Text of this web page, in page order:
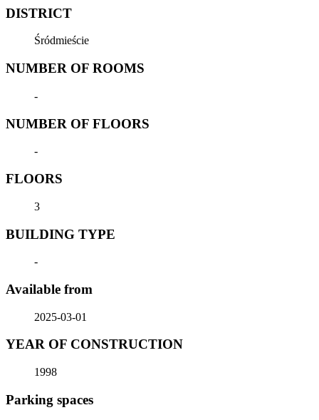
DISTRICT
Śródmieście
NUMBER OF ROOMS
-
NUMBER OF FLOORS
-
FLOORS
3
BUILDING TYPE
-
Available from
2025-03-01
YEAR OF CONSTRUCTION
1998
Parking spaces